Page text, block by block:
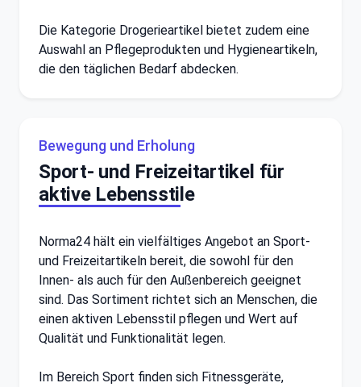
Die Kategorie Drogerieartikel bietet zudem eine
Auswahl an Pflegeprodukten und Hygieneartikeln,
die den täglichen Bedarf abdecken.
Bewegung und Erholung
Sport- und Freizeitartikel für
aktive Lebensstile
Norma24 hält ein vielfältiges Angebot an Sport-
und Freizeitartikeln bereit, die sowohl für den
Innen- als auch für den Außenbereich geeignet
sind. Das Sortiment richtet sich an Menschen, die
einen aktiven Lebensstil pflegen und Wert auf
Qualität und Funktionalität legen.
Im Bereich Sport finden sich Fitnessgeräte,